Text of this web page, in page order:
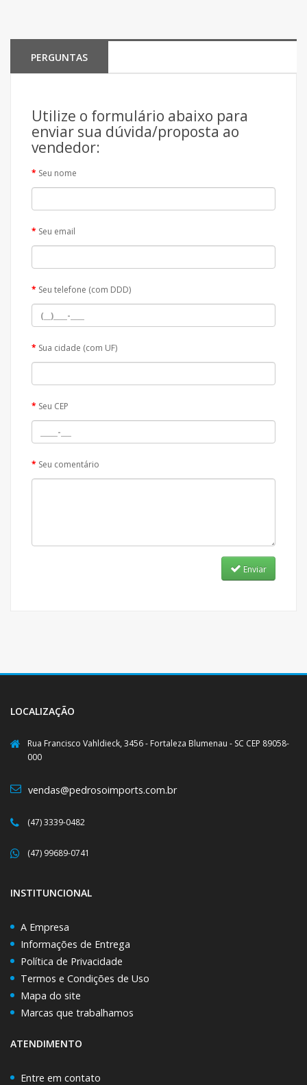
PERGUNTAS
Utilize o formulário abaixo para
enviar sua dúvida/proposta ao
vendedor:
Seu nome
Seu email
Seu telefone (com DDD)
Sua cidade (com UF)
Seu CEP
Seu comentário
Enviar
LOCALIZAÇÃO
Rua Francisco Vahldieck, 3456 - Fortaleza Blumenau - SC CEP 89058-
000
vendas@pedrosoimports.com.br
(47) 3339-0482
(47) 99689-0741
INSTITUNCIONAL
A Empresa
Informações de Entrega
Política de Privacidade
Termos e Condições de Uso
Mapa do site
Marcas que trabalhamos
ATENDIMENTO
Entre em contato